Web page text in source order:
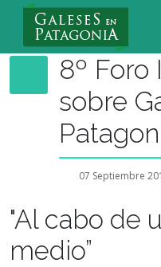
Nuevo Usuario
8º Foro
sobre
07 Septiembre
"Al cabo de
medio”